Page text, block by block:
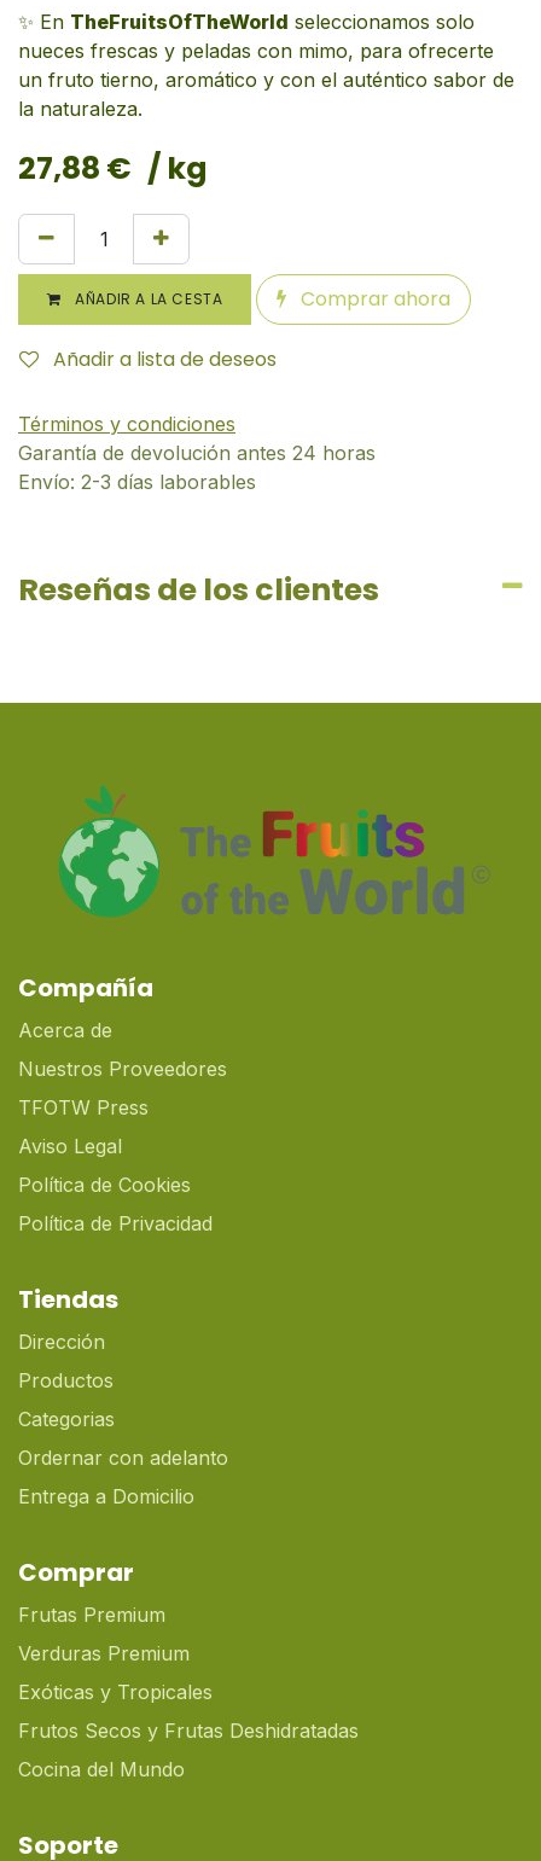
✨ En TheFruitsOfTheWorld seleccionamos solo
nueces frescas y peladas con mimo, para ofrecerte
un fruto tierno, aromático y con el auténtico sabor de
la naturaleza.
27,88 € / kg
AÑADIR A LA CESTA Comprar ahora
Añadir a lista de deseos
Términos y condiciones
Garantía de devolución antes 24 horas
Envío: 2-3 días laborables
Reseñas de los clientes
Compañía
Acerca de
Nuestros Proveedores
TFOTW Press
Aviso Legal
Política de Cookies
Política de Privacidad
Tiendas
Dirección
Productos
Categorias
Ordernar con adelanto
Entrega a Domicilio
Comprar
Frutas Premium
Verduras Premium
Exóticas y Tropicales
Frutos Secos y Frutas Deshidratadas
Cocina del Mundo
Soporte